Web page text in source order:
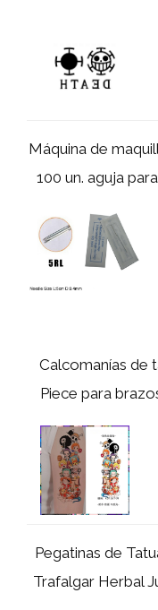
Máquina de
100 un. aguja
Calcomanías de
Piece para
Pegatinas de
Trafalgar Herbal